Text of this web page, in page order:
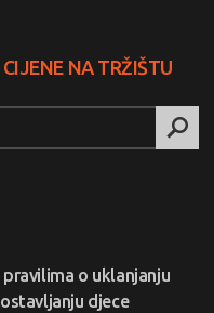
NA TRŽIŠTU
o uklanjanju
djece